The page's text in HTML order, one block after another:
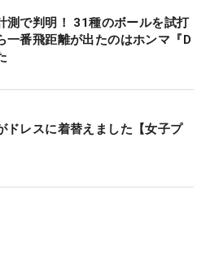
測で判明！ 31種のボールを試打
一番飛距離が出たのはホンマ『D
ドレスに着替えました【女子プ